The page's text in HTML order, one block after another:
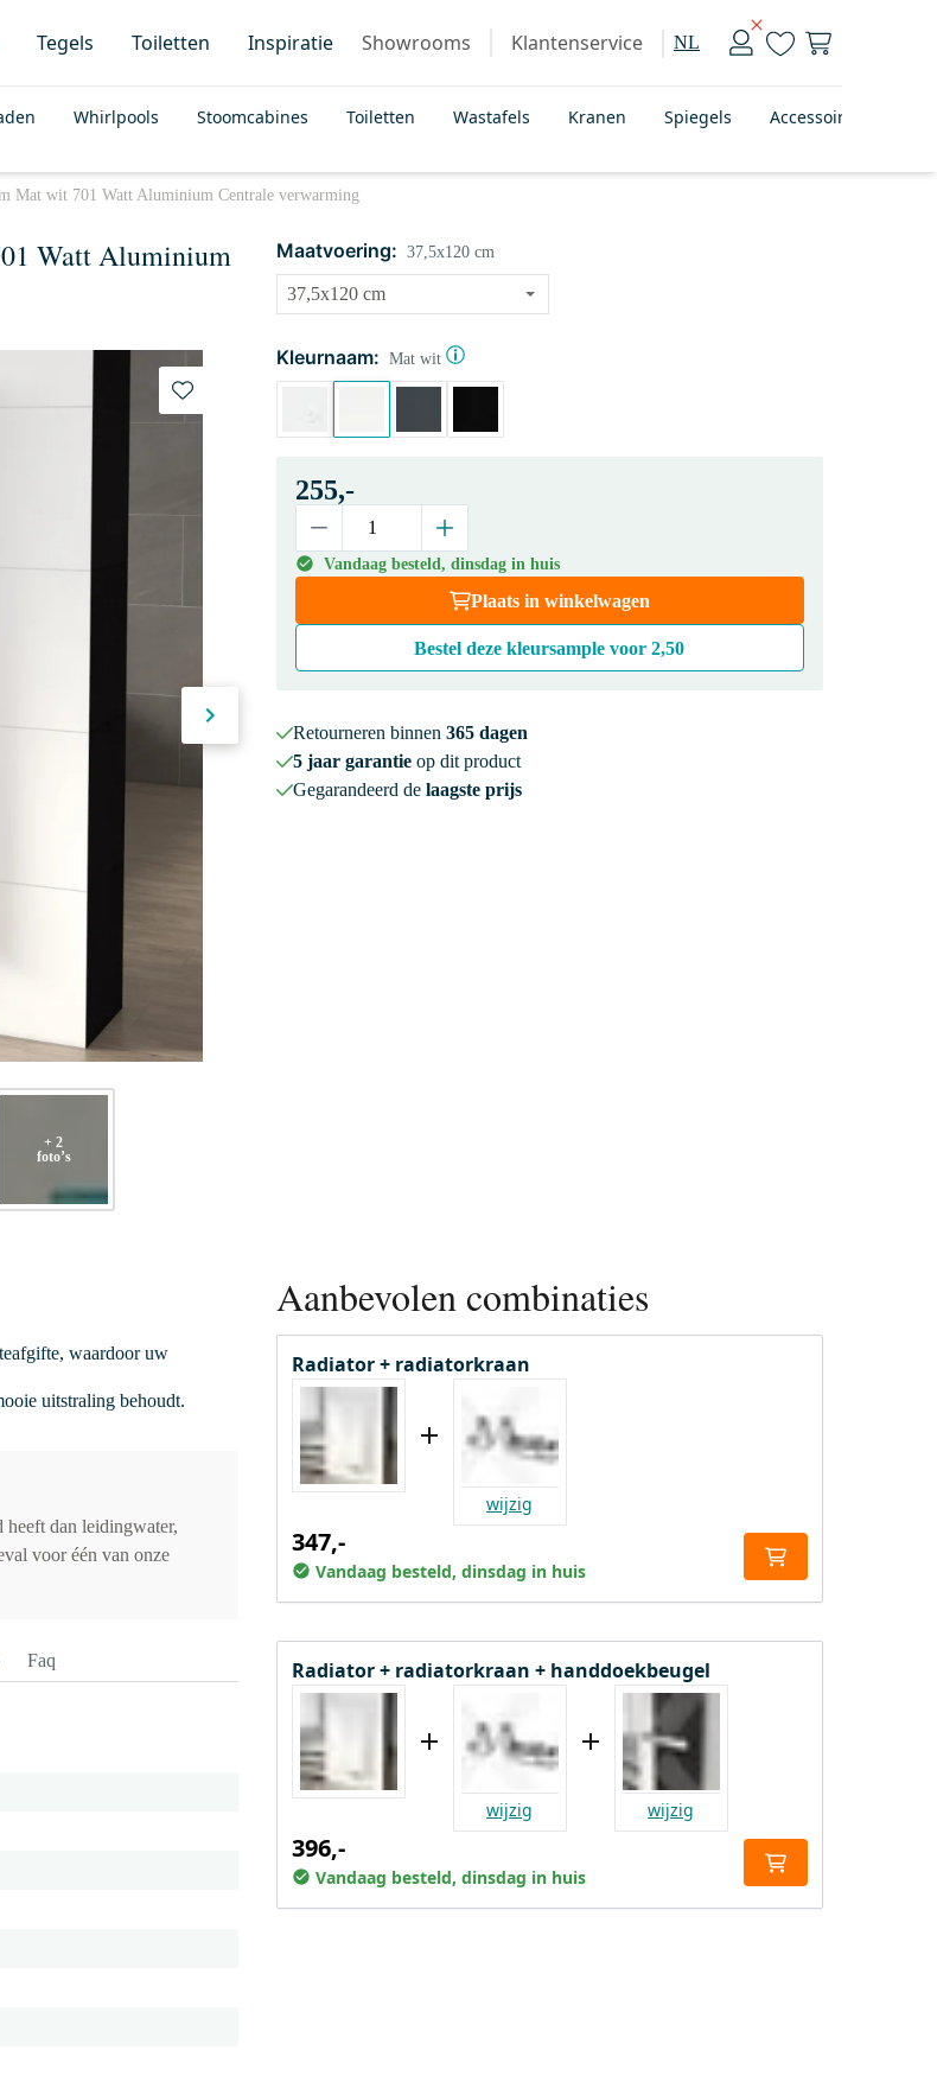
Tegels Toiletten Inspiratie Showrooms Klantenservice NL
Whirlpools Stoomcabines Toiletten Wastafels Kranen Spiegels Accessoires
Mat wit 701 Watt Aluminium Centrale verwarming
Watt Aluminium
+ 2
foto’s
Maatvoering: 37,5x120 cm
Kleurnaam: Mat wit
255,-
Vandaag besteld, dinsdag in huis
Plaats in winkelwagen
Bestel deze kleursample voor2,50
Retourneren binnen 365 dagen
5 jaar garantieop dit product
Gegarandeerd de laagste prijs
waardoor uw
uitstraling behoudt.
heeft dan leidingwater,
voor één van onze
Faq
Aanbevolen combinaties
Radiator + radiatorkraan
wijzig
347,-
Vandaag besteld, dinsdag in huis
Radiator + radiatorkraan + handdoekbeugel
wijzig wijzig
396,-
Vandaag besteld, dinsdag in huis